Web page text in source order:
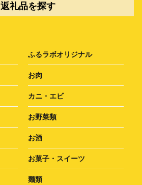
返礼品を探す
ふるラボオリジナル
お肉
カニ・エビ
お野菜類
お酒
お菓子・スイーツ
麺類